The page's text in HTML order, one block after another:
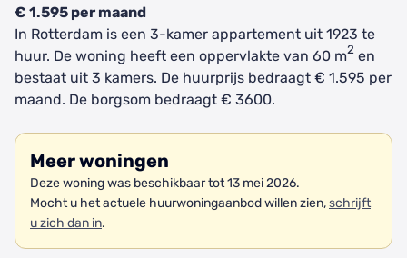
€ 1.595 per maand
In Rotterdam is een 3-kamer appartement uit 1923 te
huur. De woning heeft een oppervlakte van 60 m2 en
bestaat uit 3 kamers. De huurprijs bedraagt € 1.595 per
maand. De borgsom bedraagt € 3600.
Meer woningen
Deze woning was beschikbaar tot 13 mei 2026.
Mocht u het actuele huurwoningaanbod willen zien,schrijft
u zich dan in.